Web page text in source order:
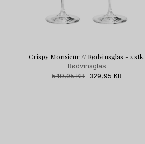
Crispy Monsieur // Rødvinsglas - 2 stk.
Rødvinsglas
Normalpris
549,95 KR Udsalgspris
329,95 KR